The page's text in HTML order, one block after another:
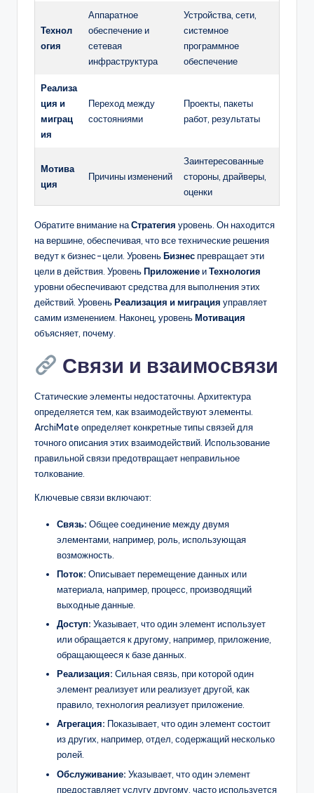
Технол
огия
Аппаратное
обеспечение и
сетевая
инфраструктура
Устройства, сети,
системное
программное
обеспечение
Реализа
ция и
миграц
ия
Переход между
состояниями
Проекты, пакеты
работ, результаты
Мотива
ция
Причины изменений
Заинтересованные
стороны, драйверы,
оценки
Обратите внимание наСтратегия уровень. Он находится
на вершине, обеспечивая, что все технические решения
ведут к бизнес-цели. УровеньБизнеспревращает эти
цели в действия. УровеньПриложениеиТехнология
уровни обеспечивают средства для выполнения этих
действий. УровеньРеализация и миграция управляет
самим изменением. Наконец, уровеньМотивация
объясняет, почему.
Связи и взаимосвязи
Статические элементы недостаточны. Архитектура
определяется тем, как взаимодействуют элементы.
ArchiMate определяет конкретные типы связей для
точного описания этих взаимодействий. Использование
правильной связи предотвращает неправильное
толкование.
Ключевые связи включают:
Связь: Общее соединение между двумя
элементами, например, роль, использующая
возможность.
Поток: Описывает перемещение данных или
материала, например, процесс, производящий
выходные данные.
Доступ: Указывает, что один элемент использует
или обращается к другому, например, приложение,
обращающееся к базе данных.
Реализация: Сильная связь, при которой один
элемент реализует или реализует другой, как
правило, технология реализует приложение.
Агрегация: Показывает, что один элемент состоит
из других, например, отдел, содержащий несколько
ролей.
Обслуживание: Указывает, что один элемент
предоставляет услугу другому, часто используется